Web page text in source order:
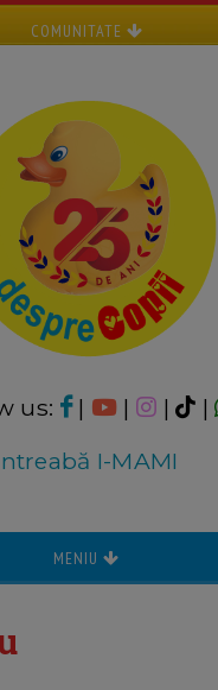
COMUNITATE
us: | | |
|
I-MAMI
MENIU